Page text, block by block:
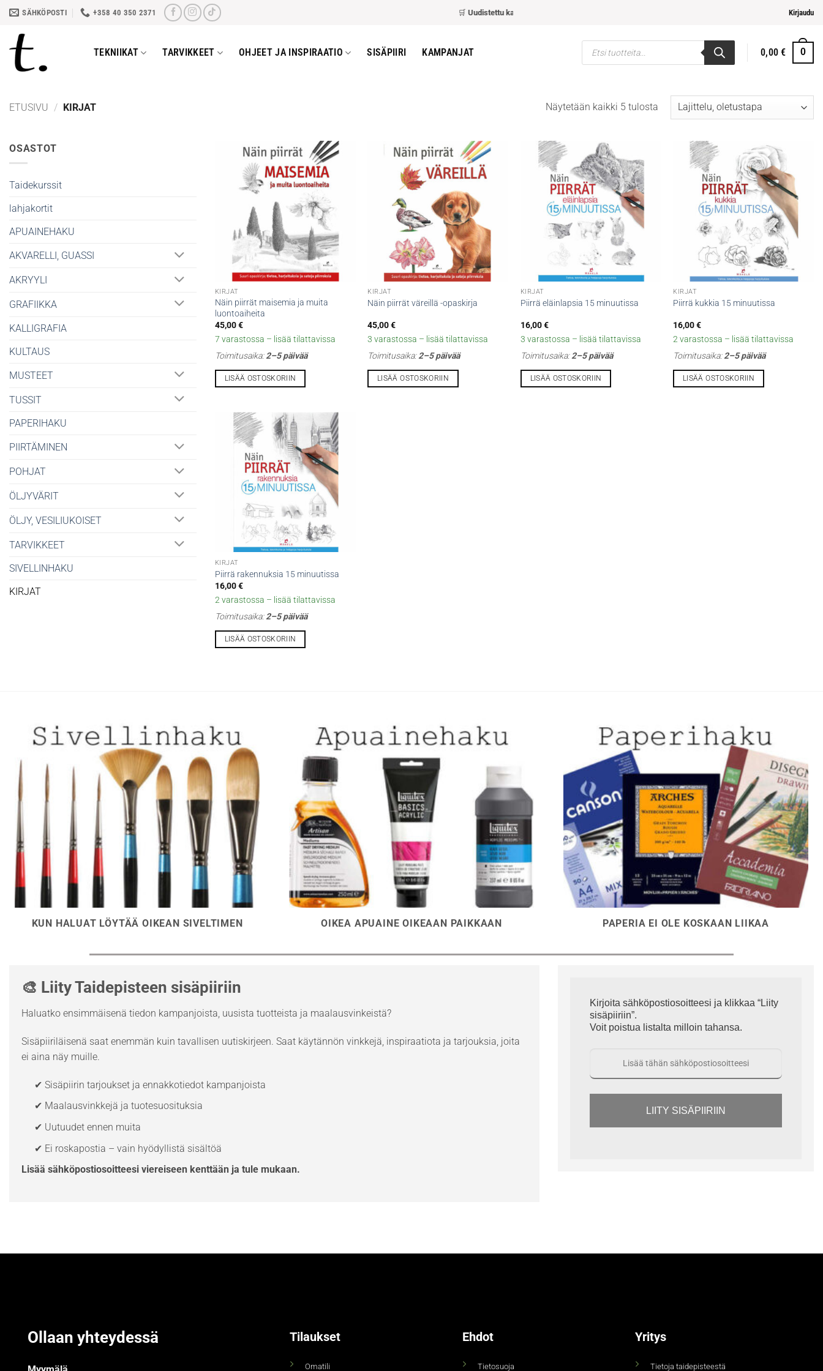
Skip
content
SÄHKÖPOSTI +358 40 350 2371 Uudistettu kassa Kirjaudu
TEKNIIKAT TARVIKKEET OHJEET JA INSPIRAATIO SISÄPIIRI KAMPANJAT
Products
search
0,00€ 0
ETUSIVU / KIRJAT Näytetään kaikki 5 tulosta
OSASTOT
Taidekurssit
lahjakortit
APUAINEHAKU
AKVARELLI, GUASSI
AKRYYLI
GRAFIIKKA
KALLIGRAFIA
KULTAUS
MUSTEET
TUSSIT
PAPERIHAKU
PIIRTÄMINEN
POHJAT
ÖLJYVÄRIT
ÖLJY, VESILIUKOISET
TARVIKKEET
SIVELLINHAKU
KIRJAT
KIRJAT
Näin piirrät maisemia ja muita
luontoaiheita
45,00€
7 varastossa – lisää tilattavissa
Toimitusaika:2–5 päivää
LISÄÄ OSTOSKORIIN
KIRJAT
Näin piirrät väreillä -opaskirja
45,00€
3 varastossa – lisää tilattavissa
Toimitusaika:2–5 päivää
LISÄÄ OSTOSKORIIN
KIRJAT
Piirrä eläinlapsia 15 minuutissa
16,00€
3 varastossa – lisää tilattavissa
Toimitusaika:2–5 päivää
LISÄÄ OSTOSKORIIN
KIRJAT
Piirrä kukkia 15 minuutissa
16,00€
2 varastossa – lisää tilattavissa
Toimitusaika:2–5 päivää
LISÄÄ OSTOSKORIIN
KIRJAT
Piirrä rakennuksia 15 minuutissa
16,00€
2 varastossa – lisää tilattavissa
Toimitusaika:2–5 päivää
LISÄÄ OSTOSKORIIN
KUN HALUAT LÖYTÄÄ OIKEAN SIVELTIMEN OIKEA APUAINE OIKEAAN PAIKKAAN PAPERIA EI OLE KOSKAAN LIIKAA
🎨 Liity Taidepisteen sisäpiiriin
Haluatko ensimmäisenä tiedon kampanjoista, uusista tuotteista ja maalausvinkeistä?
Sisäpiiriläisenä saat enemmän kuin tavallisen uutiskirjeen. Saat käytännön vinkkejä, inspiraatiota ja tarjouksia, joita
ei aina näy muille.
✔ Sisäpiirin tarjoukset ja ennakkotiedot kampanjoista
✔ Maalausvinkkejä ja tuotesuosituksia
✔ Uutuudet ennen muita
✔ Ei roskapostia – vain hyödyllistä sisältöä
Lisää sähköpostiosoitteesi viereiseen kenttään ja tule mukaan.
Kirjoita sähköpostiosoitteesi ja klikkaa “Liity
sisäpiiriin”.
Voit poistua listalta milloin tahansa.
LIITY SISÄPIIRIIN
Ollaan yhteydessä Tilaukset
Omatili
Ehdot
Tietosuoja
Yritys
Tietoja taidepisteestä